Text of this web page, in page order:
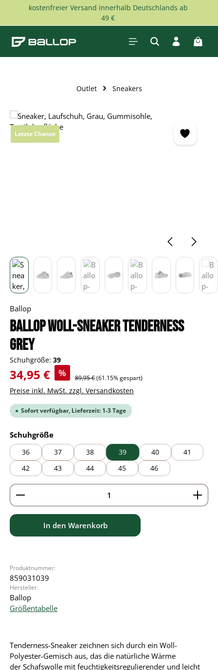
Zum Hauptinhalt springen
kostenfreier Versand innerhalb Deutschlands ab
49 €
Outlet Sneakers
Bildergalerie überspringen
Letzte Chance
Ballop
BALLOP Woll-Sneaker Tenderness
grey
Schuhgröße: 39
Verkaufspreis:
34,95 € % Regulärer Preis:
89,95 €(61.15% gespart)
Preise inkl. MwSt. zzgl. Versandkosten
Sofort verfügbar, Lieferzeit: 1-3 Tage
Schuhgrößeauswählen
36 37 38 39 40
41
42
43 44 45 46
Produkt Anzahl: Gib den gewünschten Wert ein
In den Warenkorb
Produktnummer:
859031039
Hersteller:
Ballop
Größentabelle
Tenderness-Sneaker zeichnen sich durch ein Woll-
Polyester-Gemisch aus, das die natürliche Wärme
der Schafswolle mit feuchtigkeitsregulierender und leicht